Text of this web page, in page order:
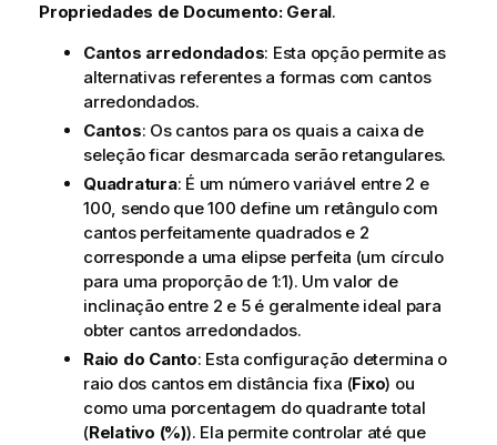
Propriedades de Documento: Geral.
Cantos arredondados: Esta opção permite as
alternativas referentes a formas com cantos
arredondados.
Cantos: Os cantos para os quais a caixa de
seleção ficar desmarcada serão retangulares.
Quadratura: É um número variável entre 2 e
100, sendo que 100 define um retângulo com
cantos perfeitamente quadrados e 2
corresponde a uma elipse perfeita (um círculo
para uma proporção de 1:1). Um valor de
inclinação entre 2 e 5 é geralmente ideal para
obter cantos arredondados.
Raio do Canto: Esta configuração determina o
raio dos cantos em distância fixa (Fixo) ou
como uma porcentagem do quadrante total
(Relativo (%)). Ela permite controlar até que